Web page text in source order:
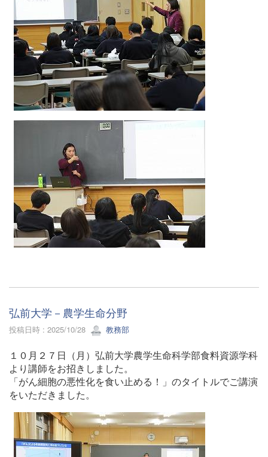
弘前大学－農学生命分野
投稿日時 : 2025/10/28 教務部
１０月２７日（月）弘前大学農学生命科学部食料資源学科
より講師をお招きしました。
「がん細胞の悪性化を食い止める！」のタイトルでご講演
をいただきました。